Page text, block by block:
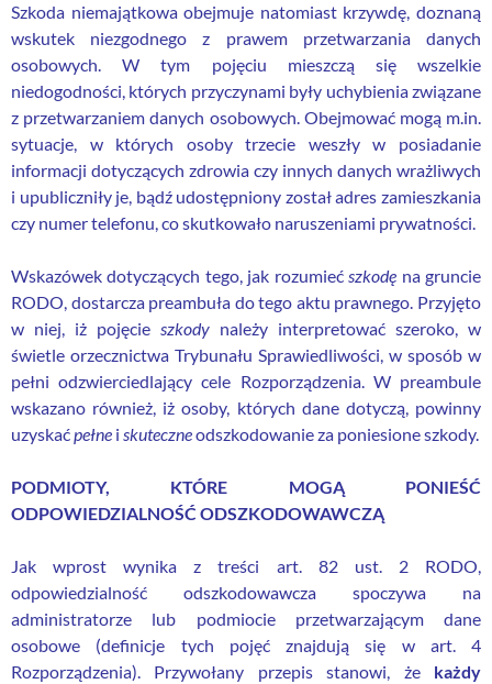
Szkoda niemajątkowa obejmuje natomiast krzywdę, doznaną
wskutek niezgodnego z prawem przetwarzania danych
osobowych. W tym pojęciu mieszczą się wszelkie
niedogodności, których przyczynami były uchybienia związane
z przetwarzaniem danych osobowych. Obejmować mogą m.in.
sytuacje, w których osoby trzecie weszły w posiadanie
informacji dotyczących zdrowia czy innych danych wrażliwych
i upubliczniły je, bądź udostępniony został adres zamieszkania
czy numer telefonu, co skutkowało naruszeniami prywatności.
Wskazówek dotyczących tego, jak rozumiećszkodę na gruncie
RODO, dostarcza preambuła do tego aktu prawnego. Przyjęto
w niej, iż pojęcie szkody należy interpretować szeroko, w
świetle orzecznictwa Trybunału Sprawiedliwości, w sposób w
pełni odzwierciedlający cele Rozporządzenia. W preambule
wskazano również, iż osoby, których dane dotyczą, powinny
uzyskaćpełne i skuteczneodszkodowanie za poniesione szkody.
PODMIOTY, KTÓRE MOGĄ PONIEŚĆ
ODPOWIEDZIALNOŚĆ ODSZKODOWAWCZĄ
Jak wprost wynika z treści art. 82 ust. 2 RODO,
odpowiedzialność odszkodowawcza spoczywa na
administratorze lub podmiocie przetwarzającym dane
osobowe (definicje tych pojęć znajdują się w art. 4
Rozporządzenia). Przywołany przepis stanowi, że każdy